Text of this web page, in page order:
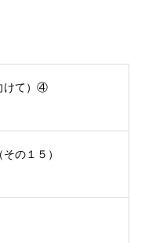
けて）④
の１５）